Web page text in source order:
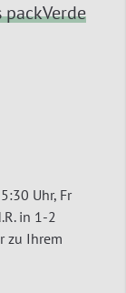
Uhr, Fr
in 1-2
zu Ihrem